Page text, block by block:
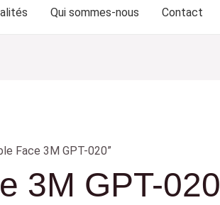
Qui sommes-nous Contact
Face 3M GPT-020”
3M GPT-020